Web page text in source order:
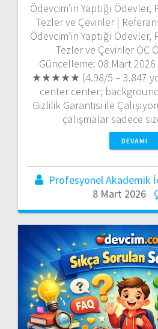
Ödevcim’in Yaptığı
Tezler ve Çeviriler |
Ödevcim’in Yaptığı
Tezler ve Çeviriler ÖC
Güncelleme: 08 Mart
★★★★★ (4.98/5 – 3.847
center center;
Gizlilik Garantisi ile
çalışmalar sadece
DEVAMI
Profesyonel Akademik
8 Mart 2026